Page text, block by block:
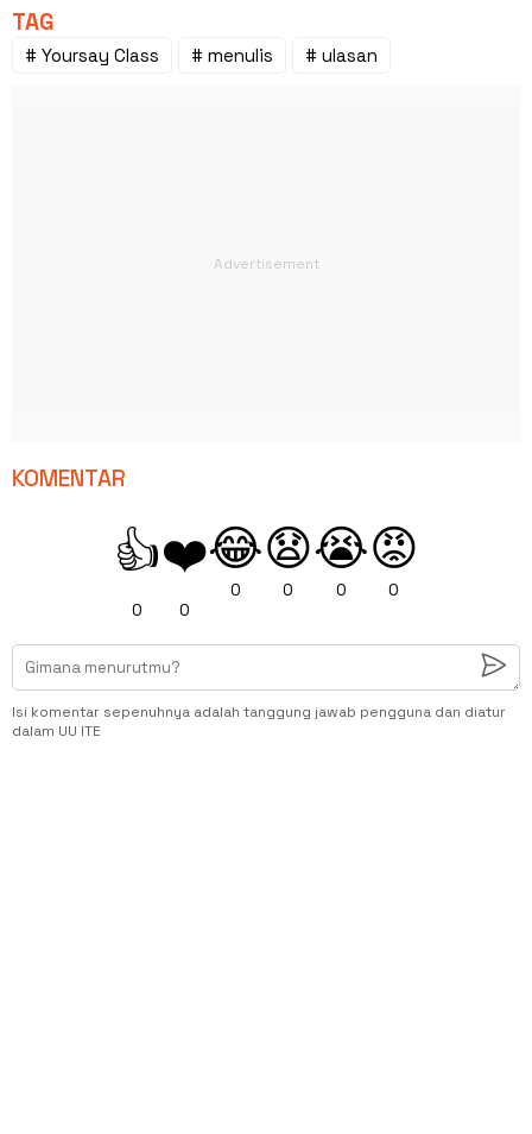
TAG
# Yoursay Class # menulis # ulasan
KOMENTAR
👍
0
❤️
0
😂
0
😧
0
😭
0
😡
0
Isi komentar sepenuhnya adalah tanggung jawab pengguna dan diatur
dalam UU ITE